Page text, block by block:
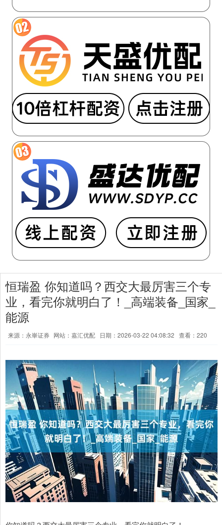
恒瑞盈 你知道吗？西交大最厉害三个专
业，看完你就明白了！_高端装备_国家_
能源
来源：永崋证券 网站：嘉汇优配 日期：2026-03-22 04:08:32 查看：220